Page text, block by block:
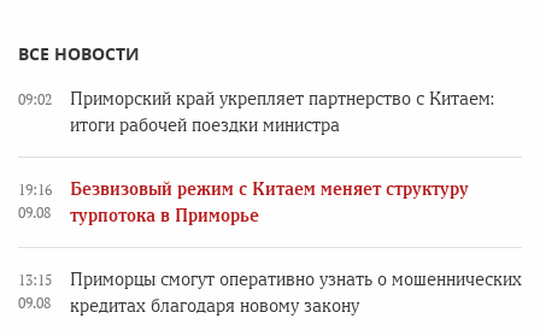
ВСЕ НОВОСТИ
09:02
Приморский край укрепляет партнерство с Китаем:
итоги рабочей поездки министра
19:16
09.08
Безвизовый режим с Китаем меняет структуру
турпотока в Приморье
13:15
09.08
Приморцы смогут оперативно узнать о мошеннических
кредитах благодаря новому закону